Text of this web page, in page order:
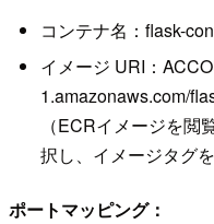
コンテナ名：flask-
イメージ URI：
1.amazonaws.com/
（ECRイメージを
択し、イメージタグ
ポートマッピング：